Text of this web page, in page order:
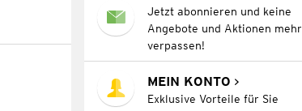
Jetzt abonnieren und keine
Angebote und Aktionen mehr
verpassen!
MEIN KONTO
Exklusive Vorteile für Sie